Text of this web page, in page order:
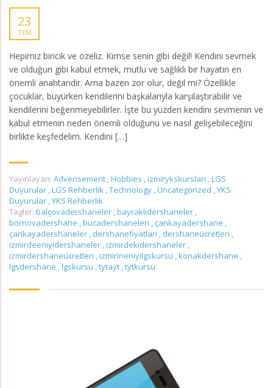
23
TEM
Hepimiz biricik ve özeliz. Kimse senin gibi değil! Kendini sevmek
ve olduğun gibi kabul etmek, mutlu ve sağlıklı bir hayatın en
önemli anahtarıdır. Ama bazen zor olur, değil mi? Özellikle
çocuklar, büyürken kendilerini başkalarıyla karşılaştırabilir ve
kendilerini beğenmeyebilirler. İşte bu yüzden kendini sevmenin ve
kabul etmenin neden önemli olduğunu ve nasıl gelişebileceğini
birlikte keşfedelim. Kendini […]
Yayınlayan: Adverisement Hobbies izmirykskursları LGS
Duyurular LGS Rehberlik Technology Uncategorized YKS
Duyurular YKS Rehberlik
Tagler: balçovadershaneler bayraklıdershaneler
bornovadershane bucadershaneleri çankayadershane
çankayadershaneler dershanefiyatları dershaneücretleri
izmirdeeniyidershaneler izmirdekidershaneler
izmirdershaneücretleri izmirineniyilgskursu konakdershane
lgsdershane lgskursu tytayt tytkursu